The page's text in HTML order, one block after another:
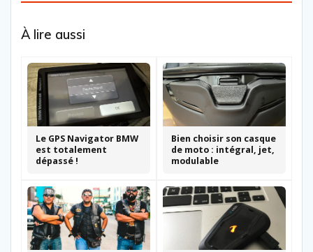
À lire aussi
Le GPS Navigator BMW
est totalement
dépassé !
Bien choisir son casque
de moto : intégral, jet,
modulable